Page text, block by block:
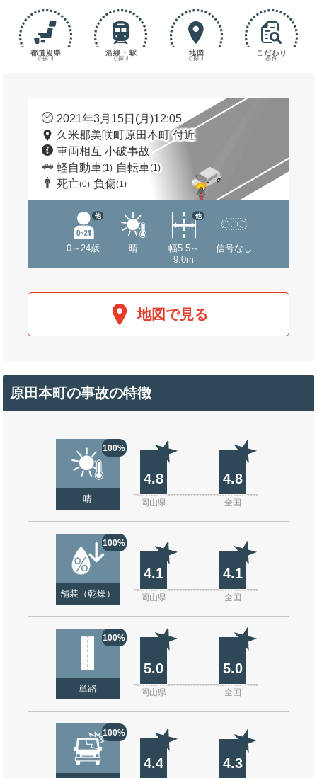
都道府県
で探す
沿線・駅
で探す
地図
で探す
こだわり
条件
2021年3月15日(月)12:05
久米郡美咲町原田本町 付近
車両相互 小破事故
軽自動車(1) 自転車(1)
死亡(0) 負傷(1)
0～24歳
他
晴
幅5.5～
9.0m
他
信号なし
地図で見る
原田本町の事故の特徴
100%
晴
4.8 4.8
岡山県 全国
100%
舗装（乾燥）
4.1 4.1
岡山県 全国
100%
単路
5.0 5.0
岡山県 全国
100%
4.4 4.3